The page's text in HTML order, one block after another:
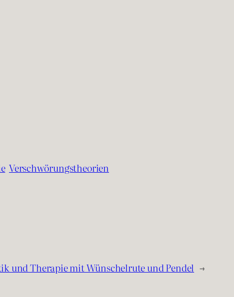
Verschwörungstheorien
und Therapie mit Wünschelrute und Pendel →